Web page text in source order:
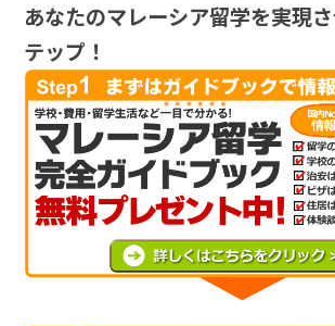
あなたのマレーシア留学を実現
テップ！